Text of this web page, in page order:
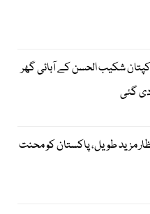
شکیب الحسن کے آبائی گھر
گئی
مزید طویل، پاکستان کو محنت